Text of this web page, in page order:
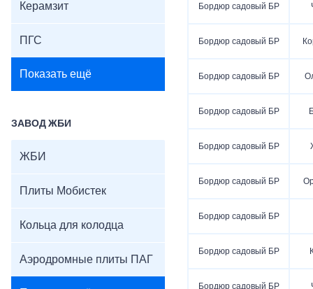
Керамзит
ПГС
Показать ещё
ЗАВОД ЖБИ
ЖБИ
Плиты Мобистек
Кольца для колодца
Аэродромные плиты ПАГ
Бордюр садовый БР
Бордюр садовый БР
Бордюр садовый БР
Бордюр садовый БР
Бордюр садовый БР
Бордюр садовый БР
Бордюр садовый БР
Бордюр садовый БР
Бордюр садовый БР